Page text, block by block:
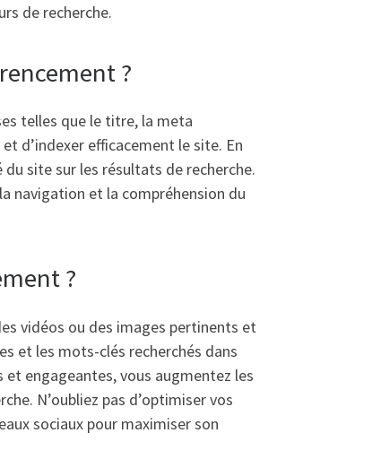
de recherche.
?
telles que le titre, la meta
d’indexer efficacement le site. En
site sur les résultats de recherche.
navigation et la compréhension du
?
vidéos ou des images pertinents et
et les mots-clés recherchés dans
engageantes, vous augmentez les
N’oubliez pas d’optimiser vos
sociaux pour maximiser son